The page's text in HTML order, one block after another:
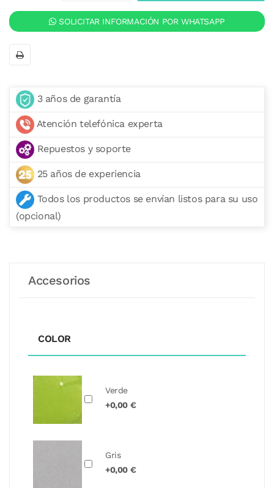
SOLICITAR INFORMACIÓN POR WHATSAPP
3 años de garantía
Atención telefónica experta
Repuestos y soporte
25 años de experiencia
Todos los productos se envían listos para su uso
(opcional)
Accesorios
COLOR
Verde
+0,00 €
Gris
+0,00 €